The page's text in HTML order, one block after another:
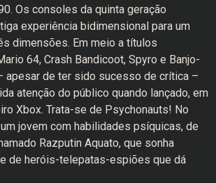
Os consoles da quinta geração
experiência bidimensional para um
dimensões. Em meio a títulos
64, Crash Bandicoot, Spyro e Banjo-
apesar de ter sido sucesso de crítica –
atenção do público quando lançado, em
Xbox. Trata-se de Psychonauts! No
jovem com habilidades psíquicas, de
Razputin Aquato, que sonha
de heróis-telepatas-espiões que dá